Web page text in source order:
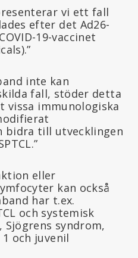
vi ett fall
efter det Ad26-
19-vaccinet
inte kan
fall, stöder detta
immunologiska
bidra till utvecklingen
eller
kan också
har t.ex.
och systemisk
syndrom,
och juvenil